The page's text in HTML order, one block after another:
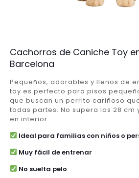
Cachorros de Caniche Toy
Barcelona
Pequeños, adorables y llenos de
toy es perfecto para pisos
que buscan un perrito cariñoso
todas partes. No supera los 28 cm
en interior.
Ideal para familias con niños o
Muy fácil de entrenar
No suelta pelo